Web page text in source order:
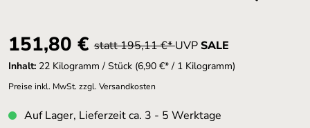
Verkaufspreis:
151,80 € statt 195,11 €*UVPSALE
Inhalt: 22 Kilogramm / Stück (6,90 €* / 1 Kilogramm)
Preise inkl. MwSt. zzgl. Versandkosten
Auf Lager, Lieferzeit ca. 3 - 5 Werktage